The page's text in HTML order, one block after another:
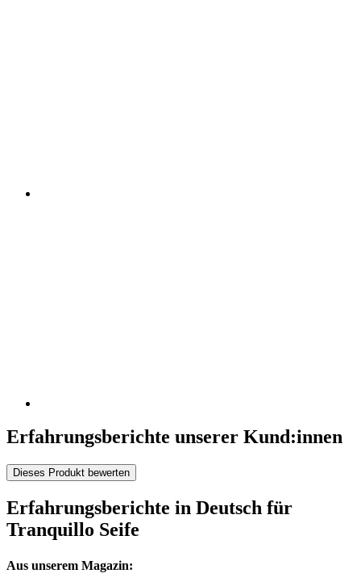
Erfahrungsberichte unserer Kund:innen
Dieses Produkt bewerten
Erfahrungsberichte in Deutsch für
Tranquillo Seife
Aus unserem Magazin: